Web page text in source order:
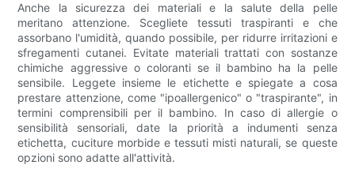
Anche la sicurezza dei materiali e la salute della pelle
meritano attenzione. Scegliete tessuti traspiranti e che
assorbano l'umidità, quando possibile, per ridurre irritazioni e
sfregamenti cutanei. Evitate materiali trattati con sostanze
chimiche aggressive o coloranti se il bambino ha la pelle
sensibile. Leggete insieme le etichette e spiegate a cosa
prestare attenzione, come "ipoallergenico" o "traspirante", in
termini comprensibili per il bambino. In caso di allergie o
sensibilità sensoriali, date la priorità a indumenti senza
etichetta, cuciture morbide e tessuti misti naturali, se queste
opzioni sono adatte all'attività.